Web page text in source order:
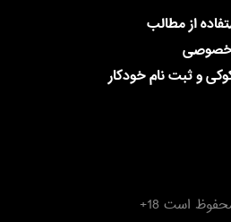
از مطالب
خصوصی
و ثبت نام خودکار